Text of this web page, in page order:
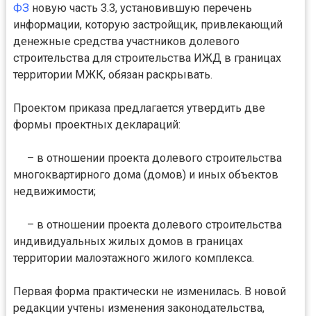
ФЗновую часть 3.3, установившую перечень
информации, которую застройщик, привлекающий
денежные средства участников долевого
строительства для строительства ИЖД в границах
территории МЖК, обязан раскрывать.
Проектом приказа предлагается утвердить две
формы проектных деклараций:
– в отношении проекта долевого строительства
многоквартирного дома (домов) и иных объектов
недвижимости;
– в отношении проекта долевого строительства
индивидуальных жилых домов в границах
территории малоэтажного жилого комплекса.
Первая форма практически не изменилась. В новой
редакции учтены изменения законодательства,